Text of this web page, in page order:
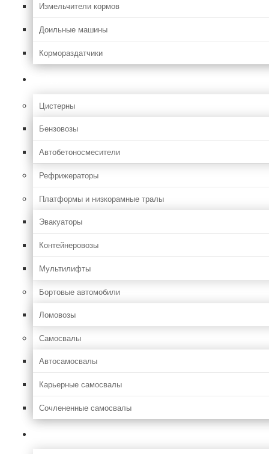
Измельчители кормов
Доильные машины
Кормораздатчики
Цистерны
Бензовозы
Автобетоносмесители
Рефрижераторы
Платформы и низкорамные тралы
Эвакуаторы
Контейнеровозы
Мультилифты
Бортовые автомобили
Ломовозы
Самосвалы
Автосамосвалы
Карьерные самосвалы
Сочлененные самосвалы